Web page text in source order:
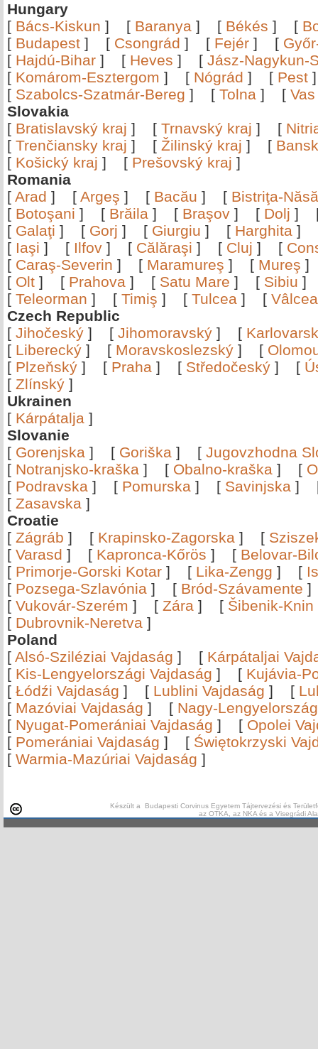
Hungary
[ Bács-Kiskun ] [ Baranya ] [ Békés ] [
[ Budapest ] [ Csongrád ] [ Fejér ] [
[ Hajdú-Bihar ] [ Heves ] [ Jász-Nagykun-
[ Komárom-Esztergom ] [ Nógrád ] [ Pest
[ Szabolcs-Szatmár-Bereg ] [ Tolna ] [ Vas
Slovakia
[ Bratislavský kraj ] [ Trnavský kraj ] [
[ Trenčiansky kraj ] [ Žilinský kraj ] [
[ Košický kraj ] [ Prešovský kraj ]
Romania
[ Arad ] [ Argeş ] [ Bacău ] [ Bistriţa-
[ Botoşani ] [ Brăila ] [ Braşov ] [ Dolj ]
[ Galaţi ] [ Gorj ] [ Giurgiu ] [ Harghita ]
[ Iaşi ] [ Ilfov ] [ Călăraşi ] [ Cluj ] [
[ Caraş-Severin ] [ Maramureş ] [ Mureş
[ Olt ] [ Prahova ] [ Satu Mare ] [ Sibiu
[ Teleorman ] [ Timiş ] [ Tulcea ] [
Czech Republic
[ Jihočeský ] [ Jihomoravský ] [
[ Liberecký ] [ Moravskoslezský ] [
[ Plzeňský ] [ Praha ] [ Středočeský ] [
[ Zlínský ]
Ukrainen
[ Kárpátalja ]
Slovanie
[ Gorenjska ] [ Goriška ] [ Jugovzhodna
[ Notranjsko-kraška ] [ Obalno-kraška ] [
[ Podravska ] [ Pomurska ] [ Savinjska ]
[ Zasavska ]
Croatie
[ Zágráb ] [ Krapinsko-Zagorska ] [
[ Varasd ] [ Kapronca-Kőrös ] [ Belovar-
[ Primorje-Gorski Kotar ] [ Lika-Zengg ] [
[ Pozsega-Szlavónia ] [ Bród-Szávamente
[ Vukovár-Szerém ] [ Zára ] [ Šibenik-Knin
[ Dubrovnik-Neretva ]
Poland
[ Alsó-Sziléziai Vajdaság ] [ Kárpátaljai
[ Kis-Lengyelországi Vajdaság ] [ Kujávia-
[ Łódźi Vajdaság ] [ Lublini Vajdaság ] [
[ Mazóviai Vajdaság ] [ Nagy-
[ Nyugat-Pomerániai Vajdaság ] [ Opolei
[ Pomerániai Vajdaság ] [ Świętokrzyski
[ Warmia-Mazúriai Vajdaság ]
Készült a Budapesti Corvinus Egyetem Tájtervezési és
az OTKA, az NKA és a Visegrádi